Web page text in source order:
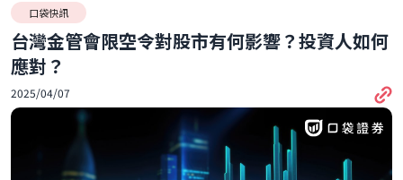
口袋快訊
台灣金管會限空令對股市有何影響？投資人如何
應對？
2025/04/07